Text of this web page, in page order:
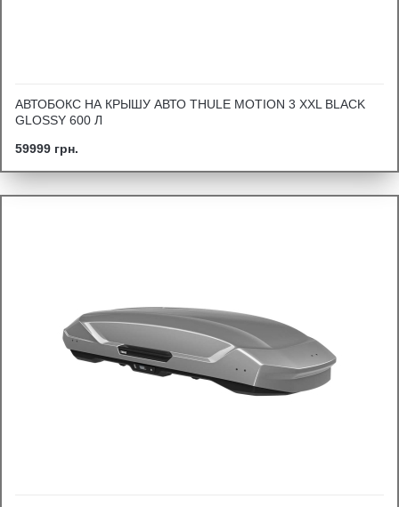
АВТОБОКС НА КРЫШУ АВТО THULE MOTION 3 XXL BLACK
GLOSSY 600 Л
59999 грн.